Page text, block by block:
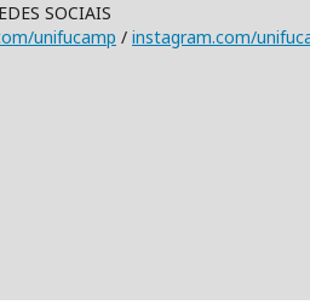
SOCIAIS
unifucamp / instagram.com/